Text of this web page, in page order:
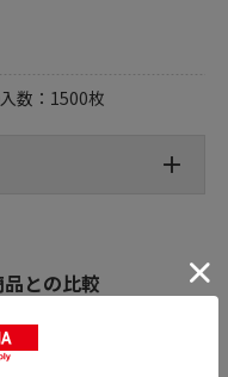
数：1500枚
との比較